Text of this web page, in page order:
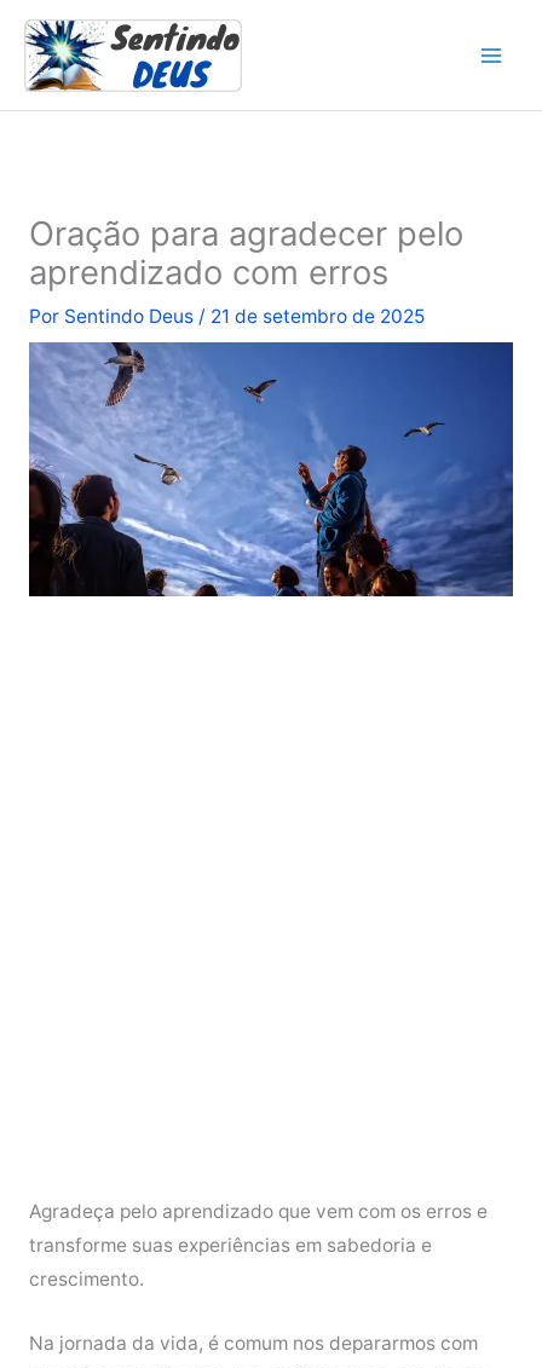
para
conteúdo
Oração para agradecer pelo
aprendizado com erros
Por Sentindo Deus / 21 de setembro de 2025
Agradeça pelo aprendizado que vem com os erros e
transforme suas experiências em sabedoria e
crescimento.
Na jornada da vida, é comum nos depararmos com